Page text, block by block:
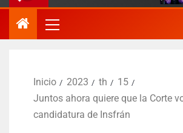
Inicio 2023 th
15
Juntos ahora quiere que la Corte
candidatura de Insfrán